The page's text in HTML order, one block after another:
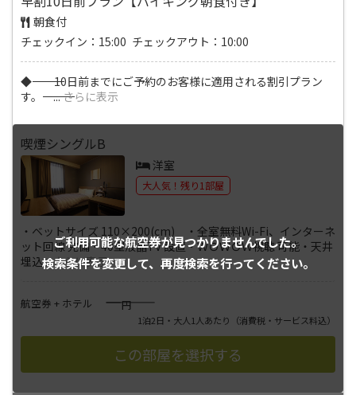
朝食付
チェックイン：15:00 チェックアウト：10:00
◆―――――――――――――――――――――――――――― 10日前までにご予約のお客様に適用される割引プラン
す。―――――――――――――...さらに表示
ご利用可能な航空券が見つかりませんでした。
検索条件を変更して、 再度検索を行ってください。
喫煙シングルB
洋室
大人気！残り1部屋
・ベットサイズ 110×200(cm) ・全室無料Wi-Fi、インターネ
ット回線 完備・40型液晶TV 設置・ＷＯＷＯＷ視聴 可能・天井
埋込...さらに表示
航空券 + ホテル ――――円
1泊2日・大人1人あたり （消費税・サービス料込）